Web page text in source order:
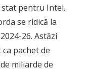
pentru Intel.
se ridică la
26. Astăzi
pachet de
miliarde de